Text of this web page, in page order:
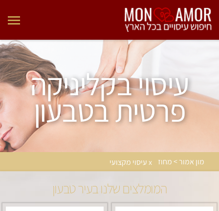
עיסוי בקליניקה
פרטית בטבעון
מון אמור > מחוז x עיסוי מקצועי
המומלצים שלנו בעיר טבעון